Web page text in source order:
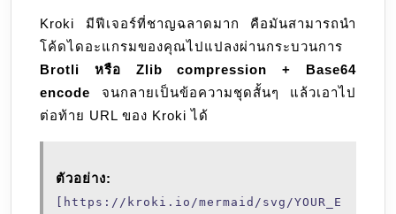
Kroki มีฟีเจอร์ที่ชาญฉลาดมาก คือมันสามารถนำ
โค้ดไดอะแกรมของคุณไปแปลงผ่านกระบวนการ
Brotli หรือ Zlib compression + Base64
encode จนกลายเป็นข้อความชุดสั้นๆ แล้วเอาไป
ต่อท้าย URL ของ Kroki ได้
ตัวอย่าง:
[https://kroki.io/mermaid/svg/YOUR_E